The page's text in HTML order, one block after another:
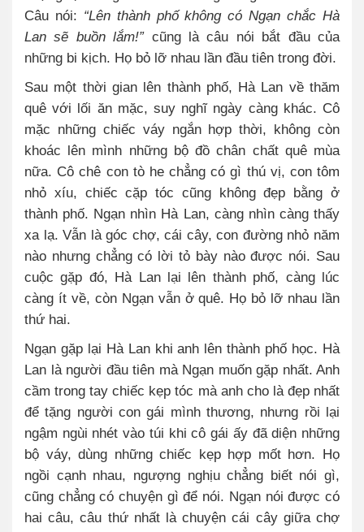
Câu nói: “Lên thành phố không có Ngạn chắc Hà
Lan sẽ buồn lắm!”cũng là câu nói bắt đầu của
những bi kịch. Họ bỏ lỡ nhau lần đầu tiên trong đời.
Sau một thời gian lên thành phố, Hà Lan về thăm
quê với lối ăn mặc, suy nghĩ ngày càng khác. Cô
mặc những chiếc váy ngắn hợp thời, không còn
khoác lên mình những bộ đồ chân chất quê mùa
nữa. Cô chê con tò he chẳng có gì thú vị, con tôm
nhỏ xíu, chiếc cặp tóc cũng không đẹp bằng ở
thành phố. Ngạn nhìn Hà Lan, càng nhìn càng thấy
xa lạ. Vẫn là góc chợ, cái cây, con đường nhỏ năm
nào nhưng chẳng có lời tỏ bày nào được nói. Sau
cuộc gặp đó, Hà Lan lại lên thành phố, càng lúc
càng ít về, còn Ngạn vẫn ở quê. Họ bỏ lỡ nhau lần
thứ hai.
Ngạn gặp lại Hà Lan khi anh lên thành phố học. Hà
Lan là người đầu tiên mà Ngạn muốn gặp nhất. Anh
cầm trong tay chiếc kẹp tóc mà anh cho là đẹp nhất
để tặng người con gái mình thương, nhưng rồi lại
ngậm ngùi nhét vào túi khi cô gái ấy đã diện những
bộ váy, dùng những chiếc kẹp hợp mốt hơn. Họ
ngồi cạnh nhau, ngượng nghịu chẳng biết nói gì,
cũng chẳng có chuyện gì để nói. Ngạn nói được có
hai câu, câu thứ nhất là chuyện cái cây giữa chợ